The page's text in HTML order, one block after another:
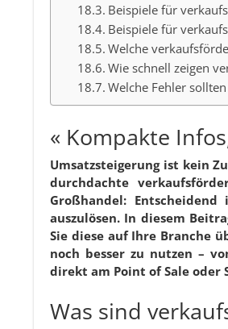
Beispiele für
Beispiele für
Welche
Wie schnell zeigen
Welche Fehler
« Kompakte
Umsatzsteigerung ist kein
durchdachte
Großhandel:
auszulösen. In diesem
Sie diese auf Ihre Branche
noch besser zu nutzen –
direkt am Point of Sale oder
Was sind